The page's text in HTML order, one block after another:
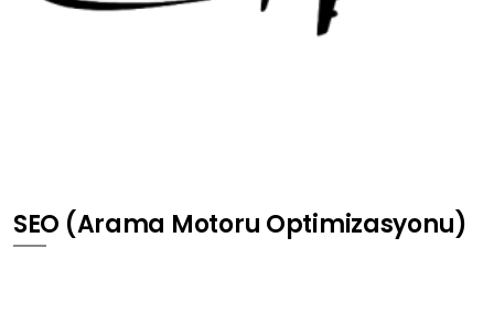
SEO (Arama Motoru Optimizasyonu)